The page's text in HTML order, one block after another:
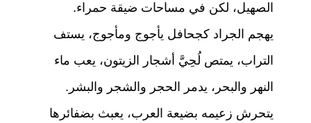
الصهيل، لكن في مساحات ضيقة حمراء.
يهجم الجراد كجحافل يأجوج ومأجوج، يستف
التراب، يمتص لُحِيَّ أشجار الزيتون، يعب ماء
النهر والبحر، يدمر الحجر والشجر والبشر.
يتحرش زعيمه بضيعة العرب، يعبث بضفائرها